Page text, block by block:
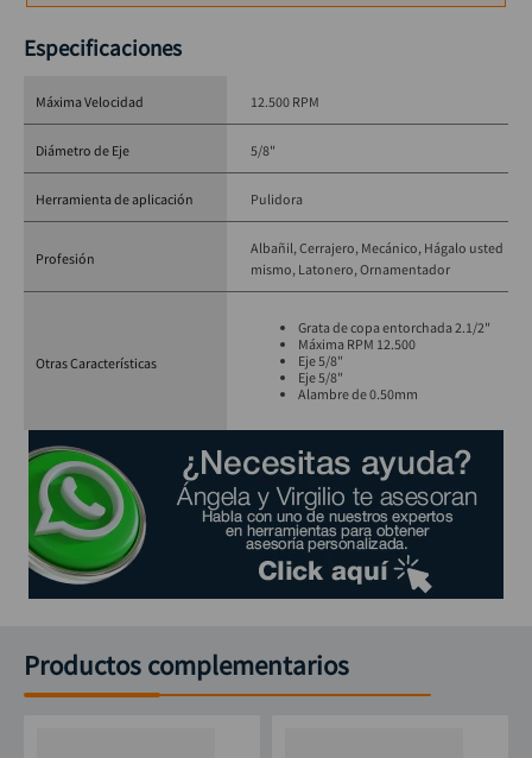
Rosca: 5/8"
Trenzas: 18
Aplicación:
Especificaciones
Máxima Velocidad 12.500 RPM
Diámetro de Eje 5/8"
Herramienta de aplicación Pulidora
Profesión
Albañil Cerrajero Mecánico Hágalo usted
mismo Latonero Ornamentador
Otras Características
Grata de copa entorchada 2.1/2"
Máxima RPM 12.500
Eje 5/8"
Eje 5/8"
Alambre de 0.50mm
Productos complementarios